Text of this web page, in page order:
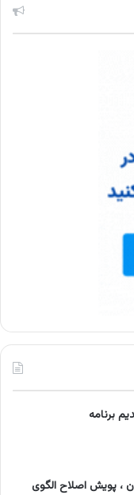
برنامه
، پویش اصلاح الگوی